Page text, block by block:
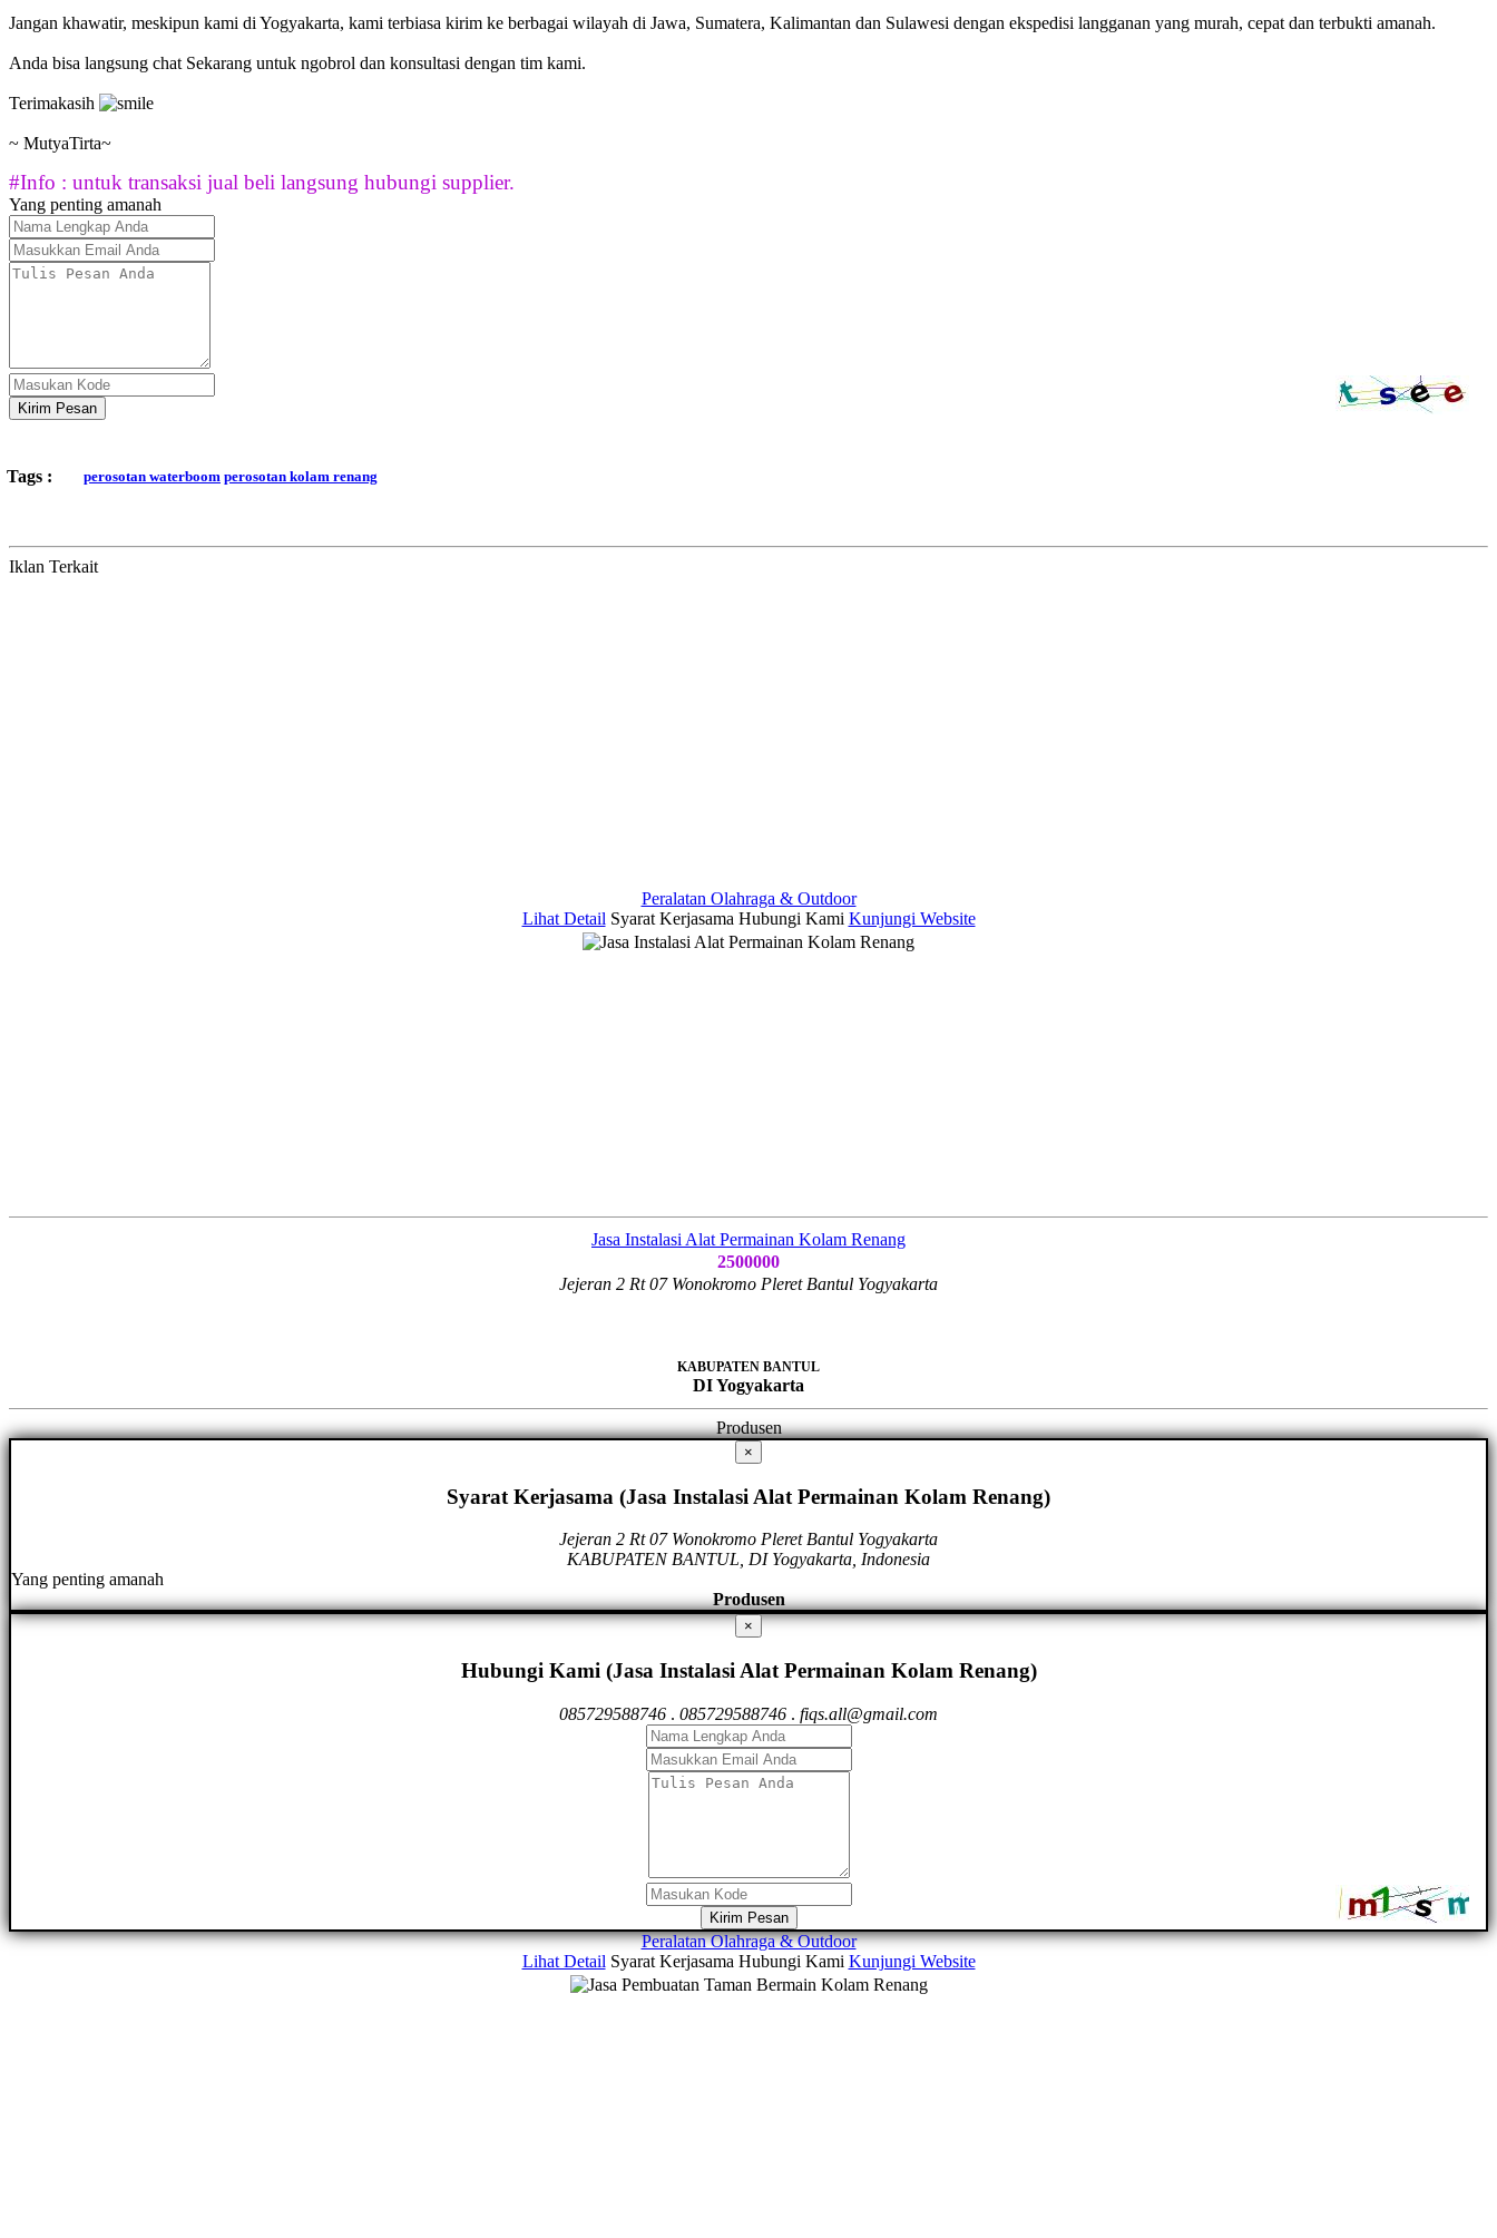
Jangan khawatir, meskipun kami di Yogyakarta, kami terbiasa kirim ke berbagai wilayah di Jawa, Sumatera, Kalimantan dan Sulawesi dengan ekspedisi langganan yang murah, cepat dan terbukti amanah.
Anda bisa langsung chat Sekarang untuk ngobrol dan konsultasi dengan tim kami.
Terimakasih
~ MutyaTirta~
#Info : untuk transaksi jual beli langsung hubungi supplier.
Yang penting amanah
Kirim Pesan
Tags : perosotan waterboom perosotan kolam renang
Iklan Terkait
Peralatan Olahraga & Outdoor
Lihat Detail Syarat Kerjasama Hubungi Kami Kunjungi Website
Jasa Instalasi Alat Permainan Kolam Renang
2500000
Jejeran 2 Rt 07 Wonokromo Pleret Bantul Yogyakarta
KABUPATEN BANTUL
DI Yogyakarta
Produsen
×
Syarat Kerjasama (Jasa Instalasi Alat Permainan Kolam Renang)
Jejeran 2 Rt 07 Wonokromo Pleret Bantul Yogyakarta
KABUPATEN BANTUL, DI Yogyakarta, Indonesia
Yang penting amanah
Produsen
×
Hubungi Kami (Jasa Instalasi Alat Permainan Kolam Renang)
085729588746 . 085729588746 . fiqs.all@gmail.com
Kirim Pesan
Peralatan Olahraga & Outdoor
Lihat Detail Syarat Kerjasama Hubungi Kami Kunjungi Website